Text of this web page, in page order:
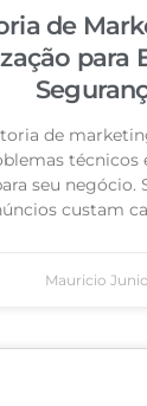
de
para
de
técnicos
seu negócio.
custam
Mauricio